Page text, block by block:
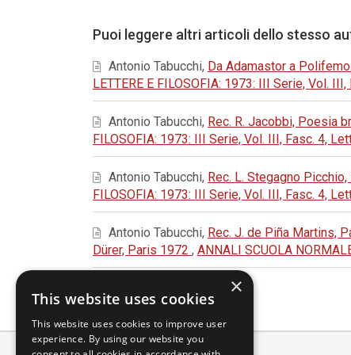
Puoi leggere altri articoli dello stesso
Antonio Tabucchi, Da Adamastor a
LETTERE E FILOSOFIA: 1973: III Serie, Vol. III,
Antonio Tabucchi, Rec. R. Jacobbi, Poesia
FILOSOFIA: 1973: III Serie, Vol. III, Fasc. 4,
Antonio Tabucchi, Rec. L. Stegagno
FILOSOFIA: 1973: III Serie, Vol. III, Fasc. 4,
Antonio Tabucchi, Rec. J. de Piña Martins,
Dürer, Paris 1972 , ANNALI SCUOLA
×
This website uses cookies
This website uses cookies to improve user
experience. By using our website you